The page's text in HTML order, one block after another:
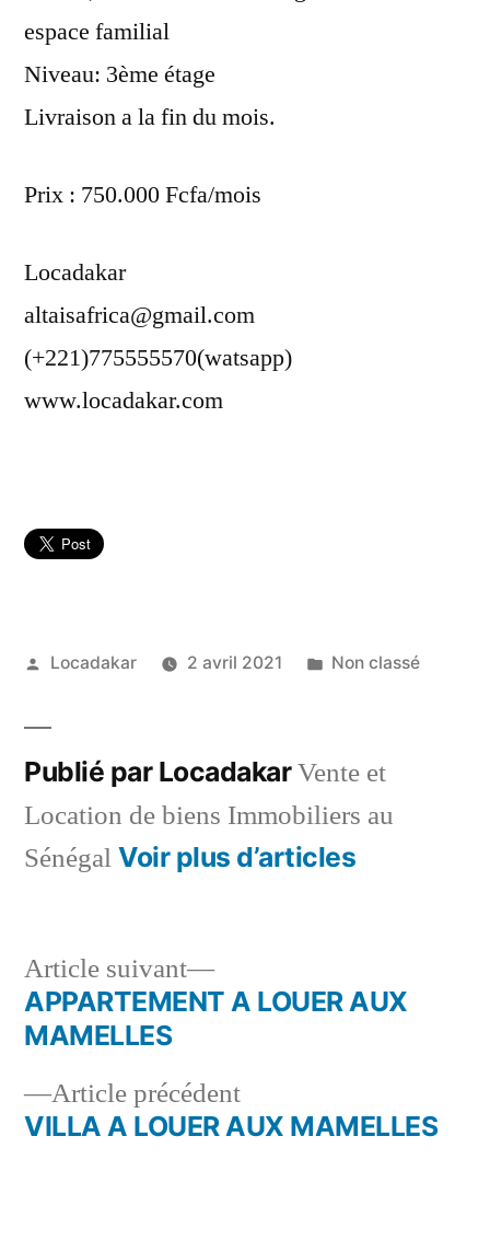
espace familial
Niveau: 3ème étage
Livraison a la fin du mois.
Prix : 750.000 Fcfa/mois
Locadakar
altaisafrica@gmail.com
(+221)775555570(watsapp)
www.locadakar.com
Publié
Locadakar 2 avril 2021
Publié
Non classé
Publié par LocadakarVente et
Location de biens Immobiliers au
Sénégal Voir plus d’articles
Navigation
l’article
Article précédentArticle
précédent :
VILLA A LOUER AUX MAMELLES
Article suivant
Article
suivant :
APPARTEMENT A LOUER AUX
MAMELLES